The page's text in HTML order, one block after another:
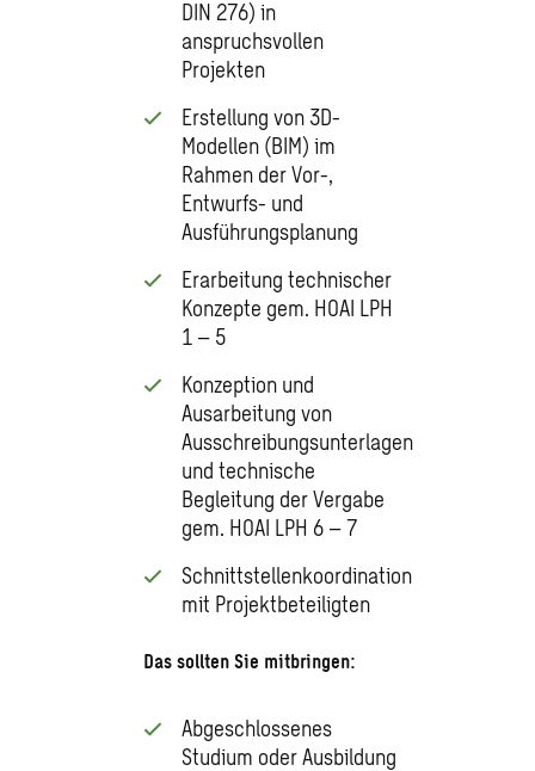
DIN 276) in
anspruchsvollen
Projekten
Erstellung von 3D-
Modellen (BIM) im
Rahmen der Vor-,
Entwurfs- und
Ausführungsplanung
Erarbeitung technischer
Konzepte gem. HOAI LPH
1 – 5
Konzeption und
Ausarbeitung von
Ausschreibungsunterlagen
und technische
Begleitung der Vergabe
gem. HOAI LPH 6 – 7
Schnittstellenkoordination
mit Projektbeteiligten
Das sollten Sie mitbringen:
Abgeschlossenes
Studium oder Ausbildung